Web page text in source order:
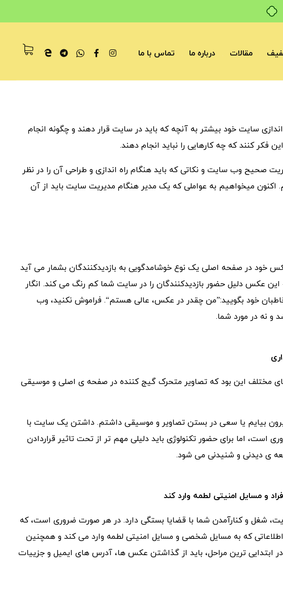
مقالات درباره ما تماس با ما
سایت خود بیشتر به آنچه که باید در سایت قرار دهند و چگونه انجام
فکر کنند که چه کارهایی را نباید انجام دهند.
صحیح وب سایت و نکاتی که باید هنگام راه اندازی و طراحی آن را در نظر
میخواهیم به عواملی که یک مدیر هنگام مدیریت سایت باید از آن
خود در صفحه اصلی یک نوع خوشامدگویی به بازدیدکنندگان بشمار می آید
عکس دلیل حضور بازدیدکنندگان را در سایت شما کم رنگ می کند. انگار
خود بگویید:”من چقدر در عکس، عالی هستم“. فراموش نکنید، وب
و نه در مورد شما.
مختلف این بود که تصاویر متحرک گیج کننده در صفحه ی اصلی و موسیقی
بیایم یا سعی در بستن تصاویر و موسیقی داشتم. داشتن یک سایت با
اما برای حضور تکنولوژی باید دلیلی مهم تر از تحت تاثیر قراردادن
ی دیدنی و شنیدنی می شود.
شغل و کنارآمدن شما با قضایا بستگی دارد. در هر صورت ضروری است، که
که به مسایل شخصی و مسایل امنیتی لطمه وارد می کند و همچنین
ابتدایی ترین مراحل، باید از گذاشتن عکس ها، آدرس های ایمیل و جزییات